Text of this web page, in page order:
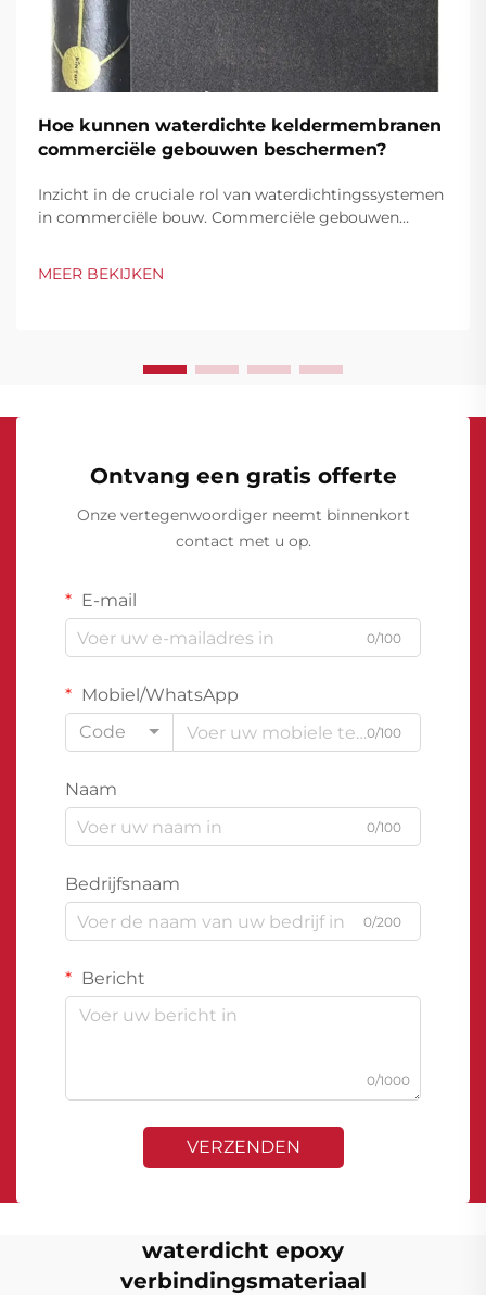
Hoe kunnen waterdichte keldermembranen
commerciële gebouwen beschermen?
Inzicht in de cruciale rol van waterdichtingssystemen
in commerciële bouw. Commerciële gebouwen
met name in hun ondergrondse constructies.
MEER BEKIJKEN
Ontvang een gratis offerte
Onze vertegenwoordiger neemt binnenkort
contact met u op.
E-mail
0/100
Mobiel/WhatsApp
Code
0/100
Naam
0/100
Bedrijfsnaam
0/200
Bericht
0/1000
VERZENDEN
waterdicht epoxy
verbindingsmateriaal